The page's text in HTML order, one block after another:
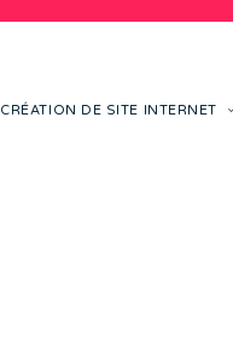
CRÉATION DE SITE INTERNET